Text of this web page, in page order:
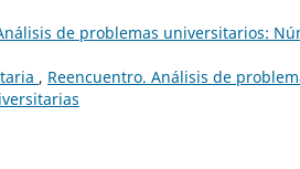
de problemas universitarios:
, Reencuentro. Análisis de